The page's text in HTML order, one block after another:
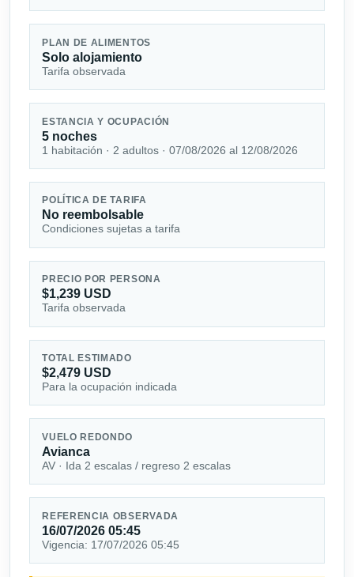
PLAN DE ALIMENTOS
Solo alojamiento
Tarifa observada
ESTANCIA Y OCUPACIÓN
5 noches
1 habitación · 2 adultos · 07/08/2026 al 12/08/2026
POLÍTICA DE TARIFA
No reembolsable
Condiciones sujetas a tarifa
PRECIO POR PERSONA
$1,239 USD
Tarifa observada
TOTAL ESTIMADO
$2,479 USD
Para la ocupación indicada
VUELO REDONDO
Avianca
AV · Ida 2 escalas / regreso 2 escalas
REFERENCIA OBSERVADA
16/07/2026 05:45
Vigencia: 17/07/2026 05:45